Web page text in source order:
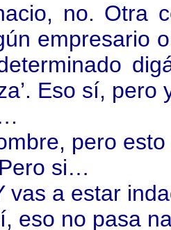
no. Otra
empresario
Eso sí,
pero
si…
vas a estar
eso no pasa